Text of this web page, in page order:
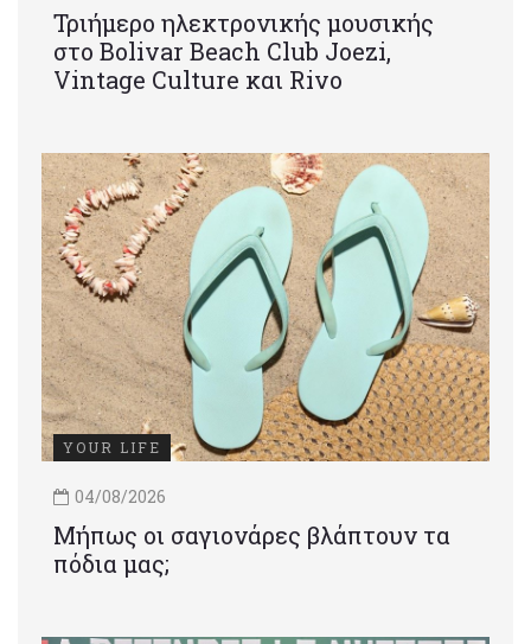
Τριήμερο ηλεκτρονικής μουσικής
στο Bolivar Beach Club Joezi,
Vintage Culture και Rivo
YOUR LIFE
04/08/2026
Μήπως οι σαγιονάρες βλάπτουν τα
πόδια μας;